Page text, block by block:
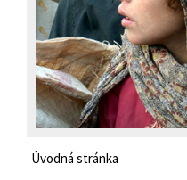
Úvodná stránka